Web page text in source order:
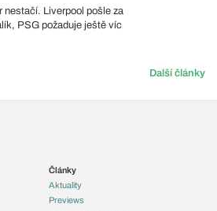
nestačí. Liverpool pošle za
PSG požaduje ještě víc
Další články
Články
Aktuality
Previews